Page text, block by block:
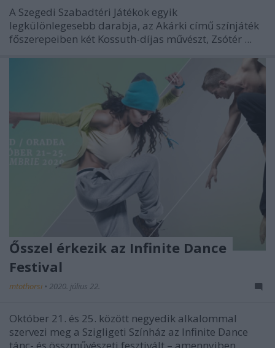
A Szegedi Szabadtéri Játékok egyik
legkülönlegesebb darabja, az Akárki című színjáték
főszerepeiben két Kossuth-díjas művészt, Zsótér ...
Ősszel érkezik az Infinite Dance
Festival
mtothorsi • 2020. július 22.
Október 21. és 25. között negyedik alkalommal
szervezi meg a Szigligeti Színház az Infinite Dance
tánc- és összművészeti fesztivált – amennyiben ...